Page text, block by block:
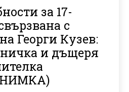
за 17-
с
Георги Кузев:
и дъщеря